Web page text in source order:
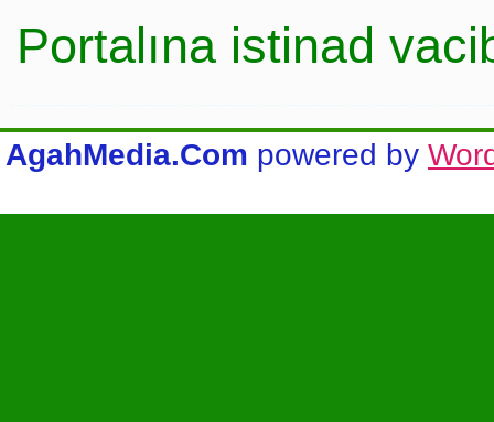
Portalına istinad
AgahMedia.Com powered by